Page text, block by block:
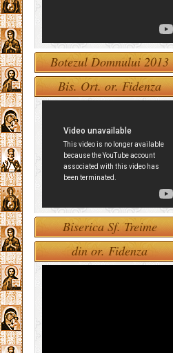
Botezul Domnului 2013
Bis. Ort. or. Fidenza
Biserica Sf. Treime
din or. Fidenza